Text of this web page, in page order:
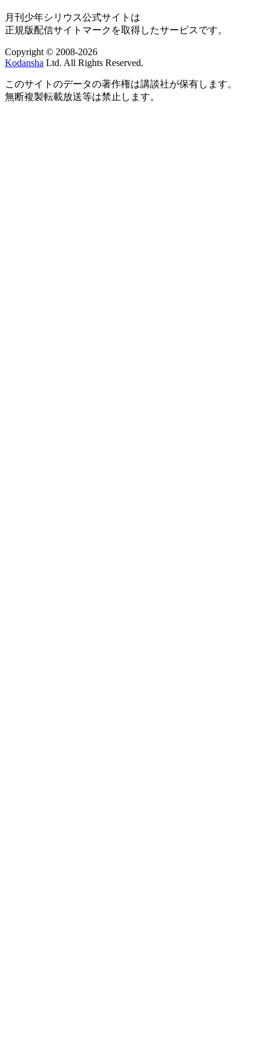
月刊少年シリウス公式サイトは
正規版配信サイトマークを取得したサービスです。
Copyright © 2008-2026
Kodansha Ltd. All Rights Reserved.
このサイトのデータの著作権は講談社が保有します。
無断複製転載放送等は禁止します。